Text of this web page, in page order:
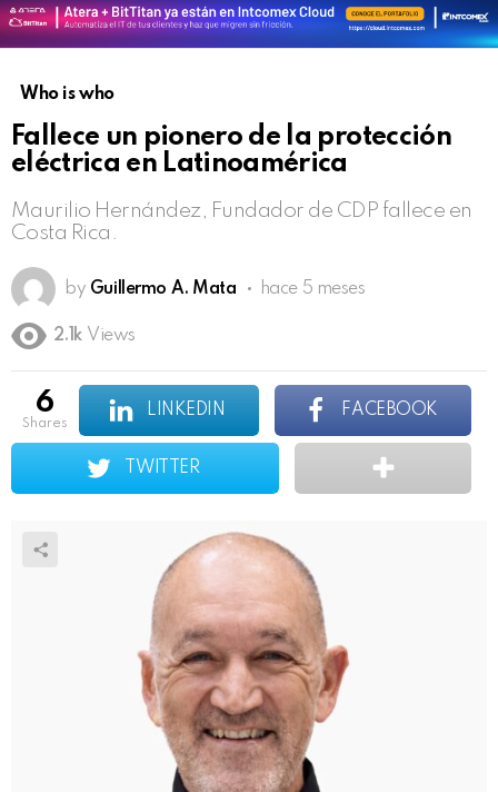
Who is who
Fallece un pionero de la protección
eléctrica en Latinoamérica
Maurilio Hernández, Fundador de CDP fallece en
Costa Rica.
by Guillermo A. Mata hace 5 meses
2.1k Views
6
shares
LINKEDIN FACEBOOK
TWITTER